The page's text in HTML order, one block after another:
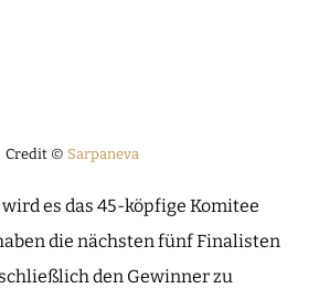
Credit © Sarpaneva
es das 45-köpfige Komitee
die nächsten fünf Finalisten
den Gewinner zu